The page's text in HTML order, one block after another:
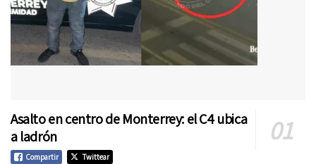
Asalto en centro de Monterrey: el C4 ubica
a ladrón
Compartir Twittear